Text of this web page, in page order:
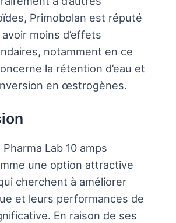
Primobolan est réputé
moins d’effets
notamment en ce
la rétention d’eau et
en œstrogènes.
Lab 10 amps
une option attractive
cherchent à améliorer
et leurs performances de
En raison de ses